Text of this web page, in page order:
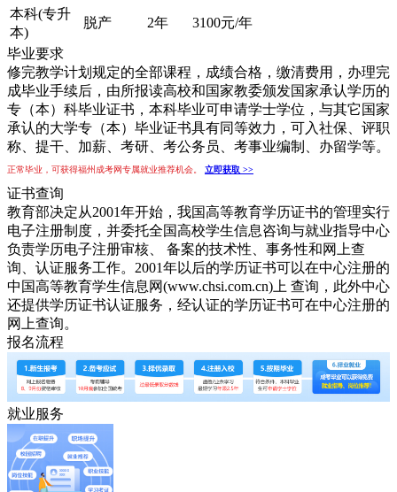
本科(专升
本)
脱产 2年 3100元/年
毕业要求
修完教学计划规定的全部课程，成绩合格，缴清费用，办理完
成毕业手续后，由所报读高校和国家教委颁发国家承认学历的
专（本）科毕业证书，本科毕业可申请学士学位，与其它国家
承认的大学专（本）毕业证书具有同等效力，可入社保、评职
称、提干、加薪、考研、考公务员、考事业编制、办留学等。
正常毕业，可获得福州成考网专属就业推荐机会。 立即获取 >>
证书查询
教育部决定从2001年开始，我国高等教育学历证书的管理实行
电子注册制度，并委托全国高校学生信息咨询与就业指导中心
负责学历电子注册审核、 备案的技术性、事务性和网上查
询、认证服务工作。2001年以后的学历证书可以在中心注册的
中国高等教育学生信息网(www.chsi.com.cn)上 查询，此外中心
还提供学历证书认证服务，经认证的学历证书可在中心注册的
网上查询。
报名流程
就业服务